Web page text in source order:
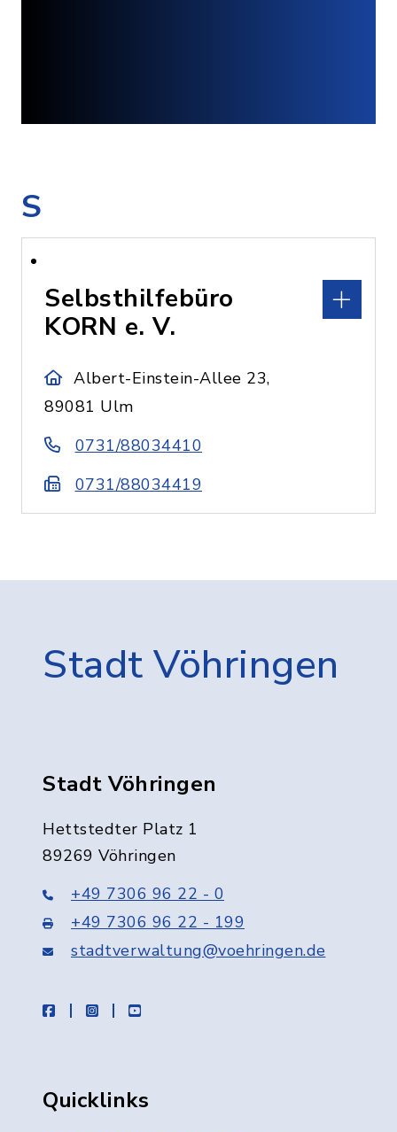
S
Selbsthilfebüro
KORN e. V.
Albert-Einstein-Allee 23,
89081 Ulm
0731/88034410
0731/88034419
Stadt Vöhringen
Stadt Vöhringen
Hettstedter Platz 1
89269 Vöhringen
+49 7306 96 22 - 0
+49 7306 96 22 - 199
stadtverwaltung@voehringen.de
facebookinstagramyoutube
Quicklinks